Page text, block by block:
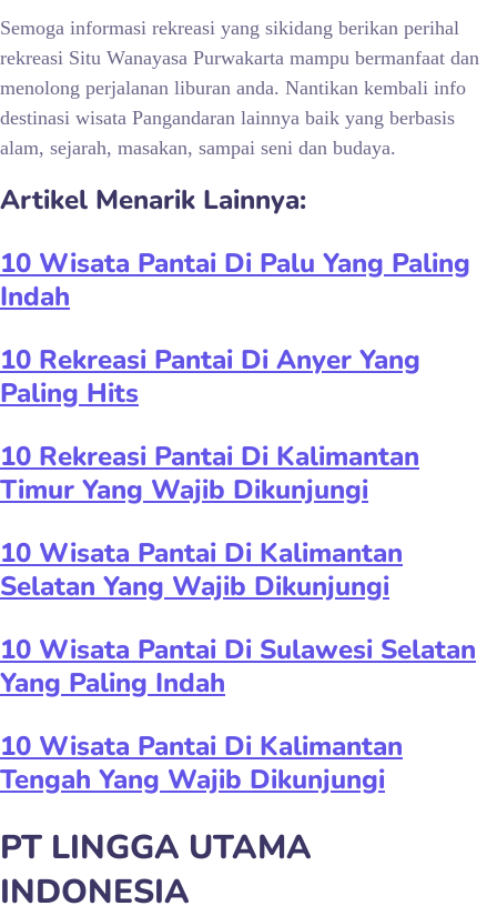
Semoga informasi rekreasi yang sikidang berikan perihal
rekreasi Situ Wanayasa Purwakarta mampu bermanfaat dan
menolong perjalanan liburan anda. Nantikan kembali info
destinasi wisata Pangandaran lainnya baik yang berbasis
alam, sejarah, masakan, sampai seni dan budaya.
Artikel Menarik Lainnya:
10 Wisata Pantai Di Palu Yang Paling
Indah
10 Rekreasi Pantai Di Anyer Yang
Paling Hits
10 Rekreasi Pantai Di Kalimantan
Timur Yang Wajib Dikunjungi
10 Wisata Pantai Di Kalimantan
Selatan Yang Wajib Dikunjungi
10 Wisata Pantai Di Sulawesi Selatan
Yang Paling Indah
10 Wisata Pantai Di Kalimantan
Tengah Yang Wajib Dikunjungi
PT LINGGA UTAMA
INDONESIA